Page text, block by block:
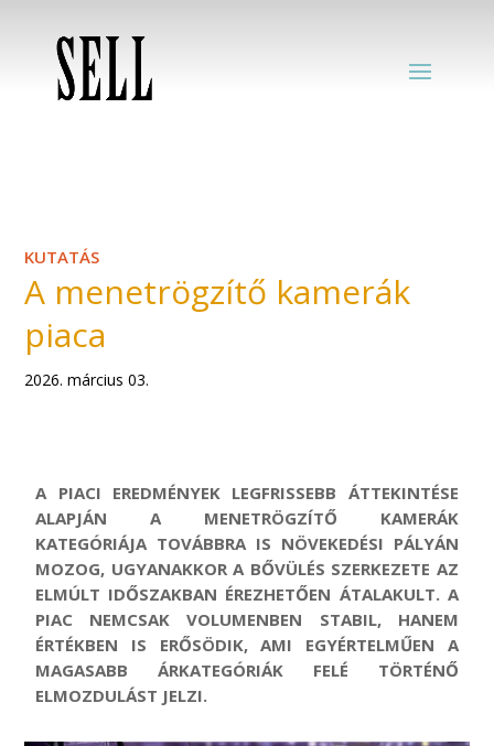
KUTATÁS
A menetrögzítő kamerák
piaca
2026. március 03.
A PIACI EREDMÉNYEK LEGFRISSEBB ÁTTEKINTÉSE
ALAPJÁN A MENETRÖGZÍTŐ KAMERÁK
KATEGÓRIÁJA TOVÁBBRA IS NÖVEKEDÉSI PÁLYÁN
MOZOG, UGYANAKKOR A BŐVÜLÉS SZERKEZETE AZ
ELMÚLT IDŐSZAKBAN ÉREZHETŐEN ÁTALAKULT. A
PIAC NEMCSAK VOLUMENBEN STABIL, HANEM
ÉRTÉKBEN IS ERŐSÖDIK, AMI EGYÉRTELMŰEN A
MAGASABB ÁRKATEGÓRIÁK FELÉ TÖRTÉNŐ
ELMOZDULÁST JELZI.